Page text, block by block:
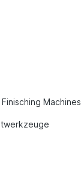
Machines